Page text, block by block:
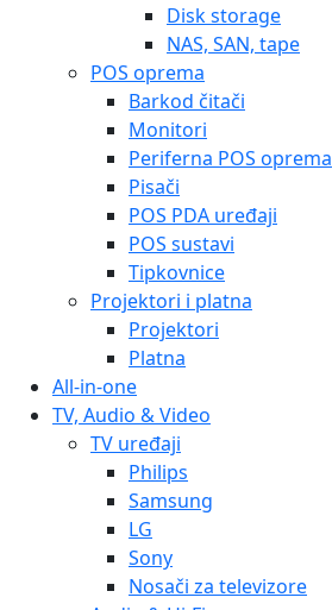
Disk storage
NAS, SAN, tape
POS oprema
Barkod čitači
Monitori
Periferna POS oprema
Pisači
POS PDA uređaji
POS sustavi
Tipkovnice
Projektori i platna
Projektori
Platna
All-in-one
TV, Audio & Video
TV uređaji
Philips
Samsung
LG
Sony
Nosači za televizore